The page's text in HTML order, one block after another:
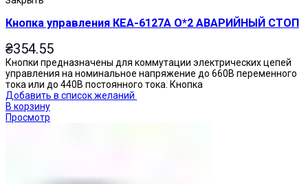
Кнопка управления КЕА-6127А О*2 АВАРИЙНЫЙ СТОП
₴354.55
Кнопки предназначены для коммутации электрических цепей
управления на номинальное напряжение до 660В переменного
тока или до 440В постоянного тока. Кнопка
Добавить в список желаний
В корзину
Просмотр